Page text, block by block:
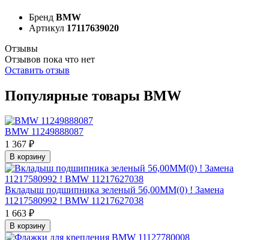
Бренд BMW
Артикул 17117639020
Отзывы
Отзывов пока что нет
Оставить отзыв
Популярные товары BMW
BMW 11249888087
1 367 ₽
В корзину
Вкладыш подшипника зеленый 56,00MM(0) ! Замена
11217580992 ! BMW 11217627038
1 663 ₽
В корзину